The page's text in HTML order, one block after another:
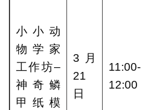
小小动
物学家
工作坊–
神奇鳞
甲纸模
3月
21
日
11:00-
12:00